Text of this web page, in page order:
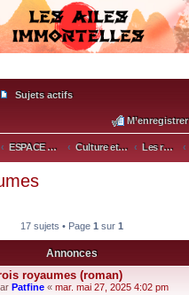
Sujets actifs
M’enregistrer
ESPACE ASIATIQUE Culture et cinéma asiatiques Les romans extraordinaires chinois
17 sujets • Page 1 sur 1
Annonces
royaumes (roman)
Patfine « mar. mai 27, 2025 4:02 pm